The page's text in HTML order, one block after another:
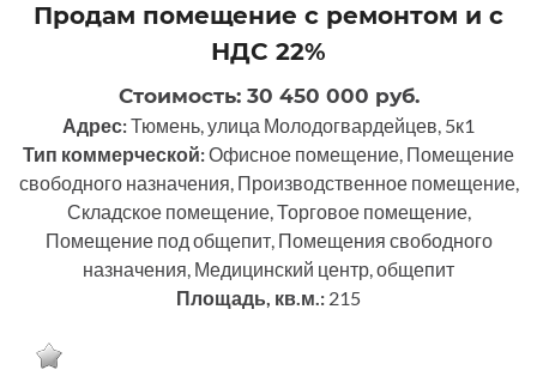
Продам помещение с ремонтом и с
НДС 22%
Стоимость: 30 450 000 руб.
Адрес:Тюмень, улица Молодогвардейцев, 5к1
Тип коммерческой:Офисное помещение, Помещение
свободного назначения, Производственное помещение,
Складское помещение, Торговое помещение,
Помещение под общепит, Помещения свободного
назначения, Медицинский центр, общепит
Площадь, кв.м.: 215